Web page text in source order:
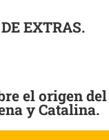
EXTRAS.
el origen
y Catalina.